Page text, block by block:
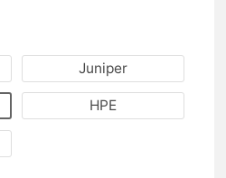
Juniper
HPE